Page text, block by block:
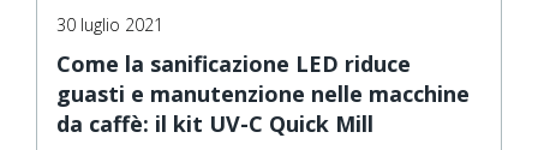
30 luglio 2021
Come la sanificazione LED riduce
guasti e manutenzione nelle macchine
da caffè: il kit UV-C Quick Mill